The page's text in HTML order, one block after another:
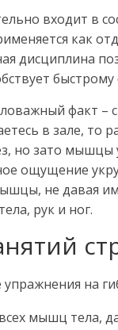
входит в
как
дисциплина
факт –
в зале, то
но зато
ощущение
не давая
рук и ног.
на
мышц тела,